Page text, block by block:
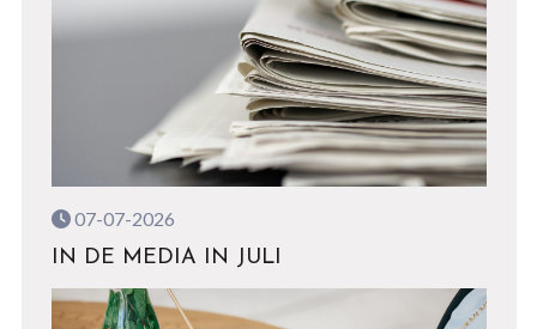
07-07-2026
IN DE MEDIA IN JULI